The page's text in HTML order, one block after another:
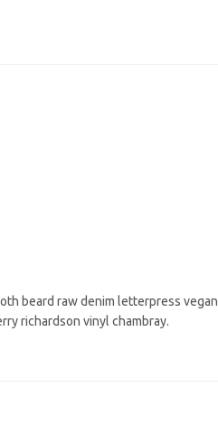
beard raw denim letterpress
richardson vinyl chambray.